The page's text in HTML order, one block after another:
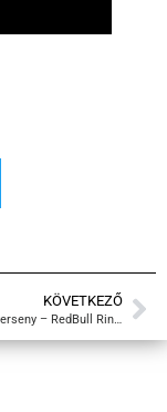
KÖVETKEZŐ
2011 – III.-IV. verseny – RedBull Ring – Képek